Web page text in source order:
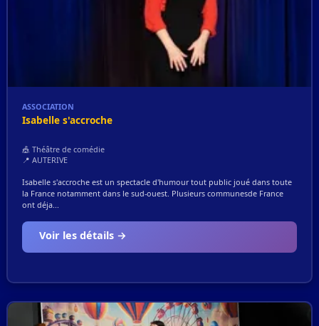
ASSOCIATION
Isabelle s'accroche
🎪 Théâtre de comédie
📍 AUTERIVE
Isabelle s'accroche est un spectacle d'humour tout public joué dans toute
la France notamment dans le sud-ouest. Plusieurs communesde France
ont déja...
Voir les détails →